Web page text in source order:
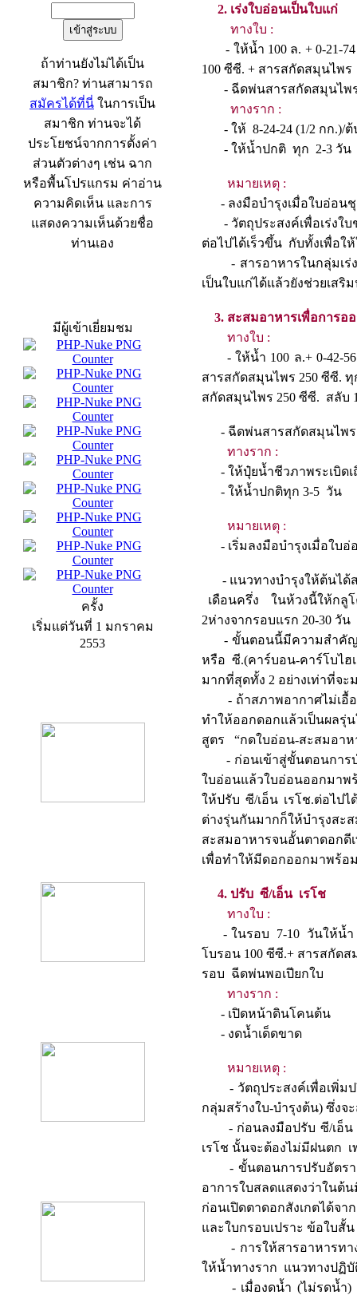
ถ้าท่านยังไม่ได้เป็น
สมาชิก? ท่านสามารถ
สมัครได้ที่นี่ ในการเป็น
สมาชิก ท่านจะได้
ประโยชน์จากการตั้งค่า
ส่วนตัวต่างๆ เช่น ฉาก
หรือพื้นโปรแกรม ค่าอ่าน
ความคิดเห็น และการ
แสดงความเห็นด้วยชื่อ
ท่านเอง
มีผู้เข้าเยี่ยมชม
ครั้ง
เริ่มแต่วันที่ 1 มกราคม
2553
2. เร่งใบอ่อนเป็นใบแก่
ทางใบ :
- ให้น้ำ 100 ล. + 0-21-74
100 ซีซี. + สารสกัดสมุน
- ฉีดพ่นสารสกัดสมุ
ทางราก :
- ให้ 8-24-24 (1/2 ก
- ให้น้ำปกติ ทุก
หมายเหตุ :
- ลงมือบำรุงเมื่อใบอ่
- วัตถุประสงค์เพื่อเร่งใบ
ต่อไปได้เร็วขึ้น กับทั้งเพื่อ
- สารอาหารในกลุ่มเร่งใ
เป็นใบแก่ได้แล้วยังช่วยเ
3. สะสมอาหารเพื่อการอ
ทางใบ :
- ให้น้ำ 100 ล.+ 0-42-56
สารสกัดสมุนไพร 250 ซีซี.
สกัดสมุนไพร 250 ซีซี. สลับ
- ฉีดพ่นสารสกัดสมุ
ทางราก :
- ให้ปุ๋ยน้ำชีวภาพระเบิดเถิ
- ให้น้ำปกติทุก 3-
หมายเหตุ :
- เริ่มลงมือบำรุงเมื่อใบอ่
- แนวทางบำรุงให้ต้นได้ส
เดือนครึ่ง ในห้วงนี้ให้กลู
2ห่างจากรอบแรก
- ขั้นตอนนี้มีความสำคัญอ
หรือ ซี.(คาร์บอน-คาร์โบไฮ
มากที่สุดทั้ง 2 อย่างเท่
- ถ้าสภาพอากาศไม่เอื้ออ
ทำให้ออกดอกแล้วเป็นผลรุ่
สูตร “กดใบอ่อน-สะส
- ก่อนเข้าสู่ขั้นตอนการบำ
ใบอ่อนแล้วใบอ่อนออกมาพ
ให้ปรับ ซี/เอ็น เรโช.ต่อไป
ต่างรุ่นกันมากก็ให้บำรุงส
สะสมอาหารจนอั้นตาดอกดี
เพื่อทำให้มีดอกออกมาพร้
4. ปรับ ซี/เอ็น เรโช
ทางใบ :
- ในรอบ 7-10 วันให้น้ำ
โบรอน 100 ซีซี.+ สารสกัด
รอบ ฉีดพ่นพอเปียกใบ
ทางราก :
- เปิดหน้าดินโคน
- งดน้ำเด็ดขาด
หมายเหตุ :
- วัตถุประสงค์เพื่อเพิ่มป
กลุ่มสร้างใบ-บำรุงต้น)
- ก่อนลงมือปรับ ซี/เอ็น เ
เรโช นั้นจะต้องไม่มีฝนตก
- ขั้นตอนการปรับอัตราส่
อาการใบสลดแสดงว่าใน
ก่อนเปิดตาดอกสังเกตได้
และใบกรอบเปราะ ข้อใบสั้
- การให้สารอาหารทางใ
ให้น้ำทางราก แนวทาง
- เมื่องดน้ำ (ไม่รดน้ำ) แ